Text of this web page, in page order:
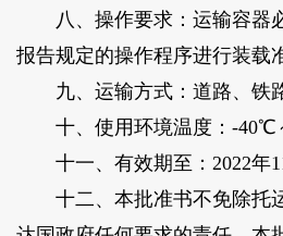
八、操作要求：运输容器
报告规定的操作程序进行装载
九、运输方式：道路、铁路
十、使用环境温度：-40℃
十一、有效期至：2022年11
十二、本批准书不免除托